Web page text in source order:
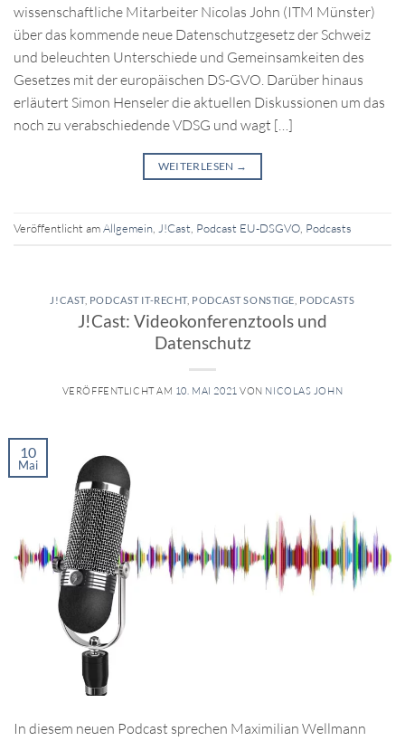
wissenschaftliche Mitarbeiter Nicolas John (ITM Münster)
über das kommende neue Datenschutzgesetz der Schweiz
und beleuchten Unterschiede und Gemeinsamkeiten des
Gesetzes mit der europäischen DS-GVO. Darüber hinaus
erläutert Simon Henseler die aktuellen Diskussionen um das
noch zu verabschiedende VDSG und wagt […]
WEITERLESEN →
Veröffentlicht amAllgemein, J!Cast, Podcast EU-DSGVO, Podcasts
J!CAST, PODCAST IT-RECHT, PODCAST SONSTIGE PODCASTS
J!Cast: Videokonferenztools und
Datenschutz
VERÖFFENTLICHT AM 10. MAI 2021 VON NICOLAS JOHN
10
Mai
In diesem neuen Podcast sprechen Maximilian Wellmann